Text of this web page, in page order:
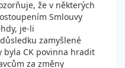
že v některých
Smlouvy
je-li
zamyšlené
byla CK povinna hradit
za změny